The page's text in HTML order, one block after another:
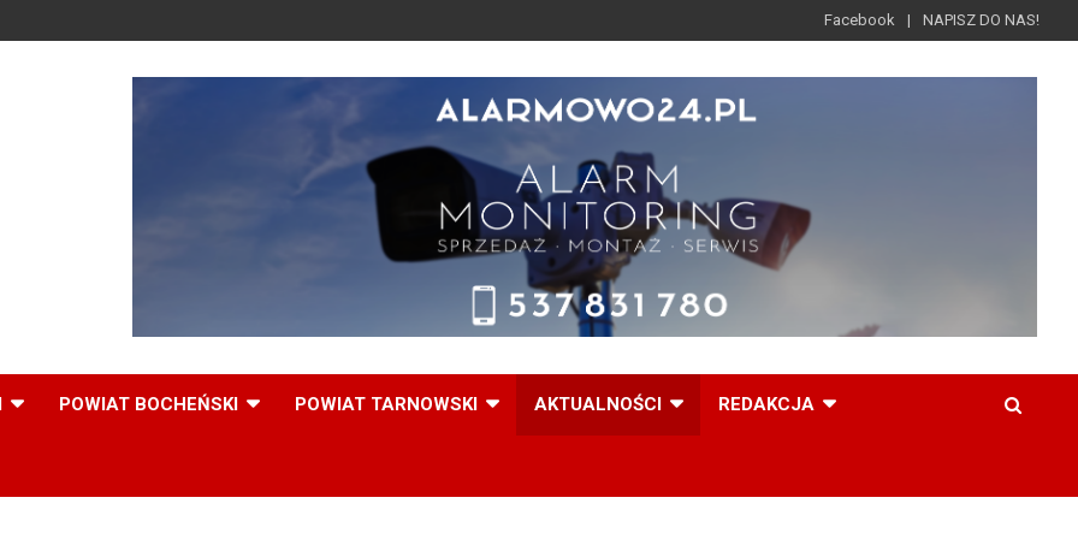
Facebook NAPISZ DO NAS!
POWIAT BOCHEŃSKI POWIAT TARNOWSKI AKTUALNOŚCI REDAKCJA